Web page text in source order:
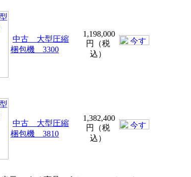
中古 大型圧縮
梱包機 3300
1,198,000
円（税
込）
中古 大型圧縮
梱包機 3810
1,382,400
円（税
込）